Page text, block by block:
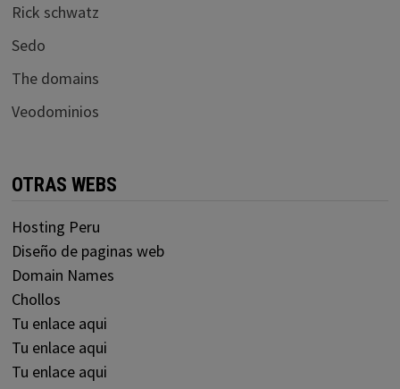
Rick schwatz
Sedo
The domains
Veodominios
OTRAS WEBS
Hosting Peru
Diseño de paginas web
Domain Names
Chollos
Tu enlace aqui
Tu enlace aqui
Tu enlace aqui